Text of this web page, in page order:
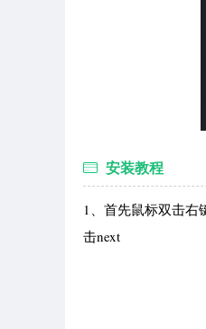
安装教程
1、首先鼠标双击右
击next